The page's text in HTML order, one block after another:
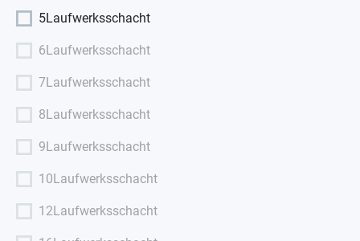
5Laufwerksschacht
6Laufwerksschacht
7Laufwerksschacht
8Laufwerksschacht
9Laufwerksschacht
10Laufwerksschacht
12Laufwerksschacht